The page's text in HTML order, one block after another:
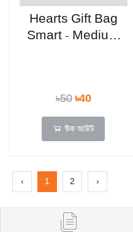
Hearts Gift Bag
Smart - Medium
৳50৳40
স্টক আউট
‹ 1 2 ›